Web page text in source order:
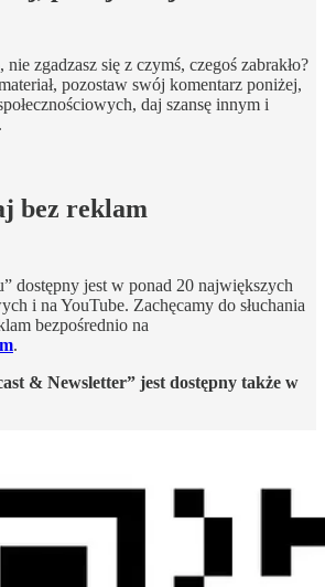
zgadzasz się z czymś, czegoś zabrakło?
pozostaw swój komentarz poniżej,
daj szansę innym i
bez reklam
dostępny jest w ponad 20 największych
i na YouTube. Zachęcamy do słuchania
bezpośrednio na
.
& Newsletter” jest dostępny także w